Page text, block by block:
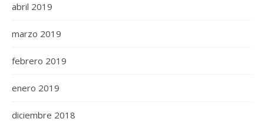
abril 2019
marzo 2019
febrero 2019
enero 2019
diciembre 2018